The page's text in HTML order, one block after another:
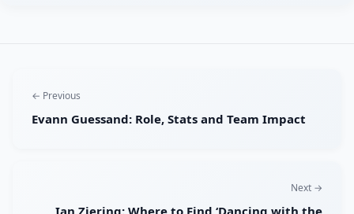
← Previous
Evann Guessand: Role, Stats and Team Impact
Next →